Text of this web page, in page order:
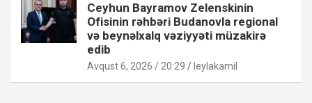
Ceyhun Bayramov Zelenskinin
Ofisinin rəhbəri Budanovla regional
və beynəlxalq vəziyyəti müzakirə
edib
Avqust 6, 2026 / 20:29 leylakamil